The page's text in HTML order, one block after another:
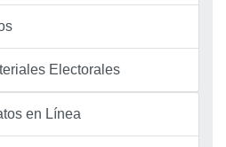
Electorales
en Línea